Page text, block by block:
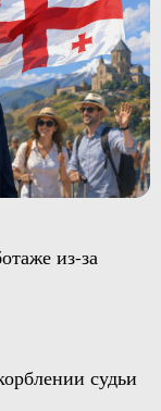
из-за
судьи